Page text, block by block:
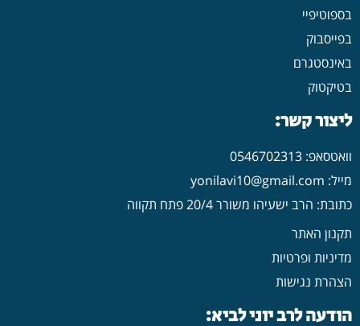
בספוטיפיי
בפייסבוק
באינסטגרם
בטיקטוק
ליצור קשר:
וואטסאפ: 0546702313
מייל: yonilavi10@gmail.com
כתובת: הרב ישעיהו משורר 20/4 פתח תקווה
תקנון האתר
מדיניות ופרטיות
הצהרת נגישות
הודעה לרב יוני לביא: